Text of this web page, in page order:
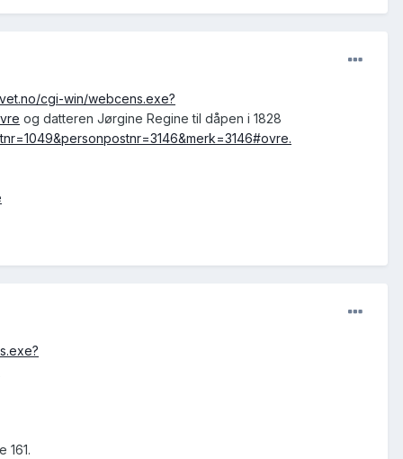
cgi-win/webcens.exe?
og datteren Jørgine Regine til dåpen i 1828
161.